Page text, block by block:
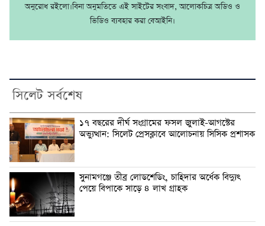
অনুরোধ রইলো।বিনা অনুমতিতে এই সাইটের সংবাদ, আলোকচিত্র অডিও ও
ভিডিও ব্যবহার করা বেআইনি।
সিলেট সর্বশেষ
১৭ বছরের দীর্ঘ সংগ্রামের ফসল জুলাই-আগস্টের
অভ্যুত্থান: সিলেট প্রেসক্লাবে আলোচনায় সিসিক প্রশাসক
সুনামগঞ্জে তীব্র লোডশেডিং, চাহিদার অর্ধেক বিদ্যুৎ
পেয়ে বিপাকে সাড়ে ৪ লাখ গ্রাহক